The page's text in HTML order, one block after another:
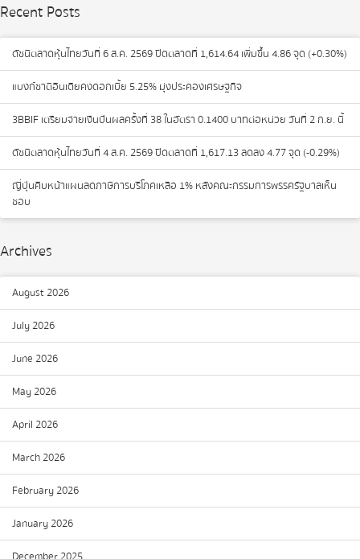
Recent Posts
ดัชนีตลาดหุ้นไทยวันที่ 6 ส.ค. 2569 ปิดตลาดที่ 1,614.64 เพิ่มขึ้น 4.86 จุด (+0.30%)
แบงก์ชาติอินเดียคงดอกเบี้ย 5.25% มุ่งประคองเศรษฐกิจ
3BBIF เตรียมจ่ายเงินปันผลครั้งที่ 38 ในอัตรา 0.1400 บาทต่อหน่วย วันที่ 2 ก.ย. นี้
ดัชนีตลาดหุ้นไทยวันที่ 4 ส.ค. 2569 ปิดตลาดที่ 1,617.13 ลดลง 4.77 จุด (-0.29%)
ญี่ปุ่นคืบหน้าแผนลดภาษีการบริโภคเหลือ 1% หลังคณะกรรมการพรรครัฐบาลเห็น
ชอบ
Archives
August 2026
July 2026
June 2026
May 2026
April 2026
March 2026
February 2026
January 2026